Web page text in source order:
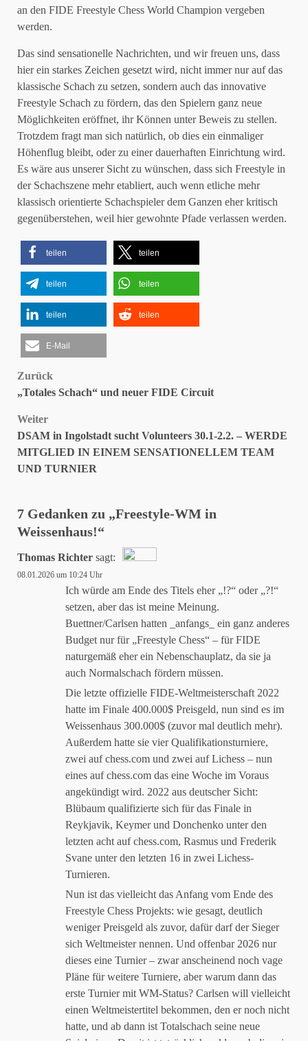
an den FIDE Freestyle Chess World Champion vergeben
werden.
Das sind sensationelle Nachrichten, und wir freuen uns, dass
hier ein starkes Zeichen gesetzt wird, nicht immer nur auf das
klassische Schach zu setzen, sondern auch das innovative
Freestyle Schach zu fördern, das den Spielern ganz neue
Möglichkeiten eröffnet, ihr Können unter Beweis zu stellen.
Trotzdem fragt man sich natürlich, ob dies ein einmaliger
Höhenflug bleibt, oder zu einer dauerhaften Einrichtung wird.
Es wäre aus unserer Sicht zu wünschen, dass sich Freestyle in
der Schachszene mehr etabliert, auch wenn etliche mehr
klassisch orientierte Schachspieler dem Ganzen eher kritisch
gegenüberstehen, weil hier gewohnte Pfade verlassen werden.
teilen teilen
teilen teilen
teilen teilen
E-Mail
Beitragsnavigation
Zurück
„Totales Schach“ und neuer FIDE Circuit
Weiter
DSAM in Ingolstadt sucht Volunteers 30.1-2.2. – WERDE
MITGLIED IN EINEM SENSATIONELLEM TEAM
UND TURNIER
7 Gedanken zu „Freestyle-WM in
Weissenhaus!“
Thomas Richter sagt:
Das „Echte-Person“-Abzeichen!
Anti-Spam von CleanTalk
08.01.2026 um 10:24 Uhr
Ich würde am Ende des Titels eher „!?“ oder „?!“
setzen, aber das ist meine Meinung.
Buettner/Carlsen hatten _anfangs_ ein ganz anderes
Budget nur für „Freestyle Chess“ – für FIDE
naturgemäß eher ein Nebenschauplatz, da sie ja
auch Normalschach fördern müssen.
Die letzte offizielle FIDE-Weltmeisterschaft 2022
hatte im Finale 400.000$ Preisgeld, nun sind es im
Weissenhaus 300.000$ (zuvor mal deutlich mehr).
Außerdem hatte sie vier Qualifikationsturniere,
zwei auf chess.com und zwei auf Lichess – nun
eines auf chess.com das eine Woche im Voraus
angekündigt wird. 2022 aus deutscher Sicht:
Blübaum qualifizierte sich für das Finale in
Reykjavik, Keymer und Donchenko unter den
letzten acht auf chess.com, Rasmus und Frederik
Svane unter den letzten 16 in zwei Lichess-
Turnieren.
Nun ist das vielleicht das Anfang vom Ende des
Freestyle Chess Projekts: wie gesagt, deutlich
weniger Preisgeld als zuvor, dafür darf der Sieger
sich Weltmeister nennen. Und offenbar 2026 nur
dieses eine Turnier – zwar anscheinend noch vage
Pläne für weitere Turniere, aber warum dann das
erste Turnier mit WM-Status? Carlsen will vielleicht
einen Weltmeistertitel bekommen, den er noch nicht
hatte, und ab dann ist Totalschach seine neue